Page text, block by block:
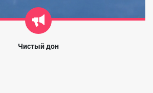
Чистый дон